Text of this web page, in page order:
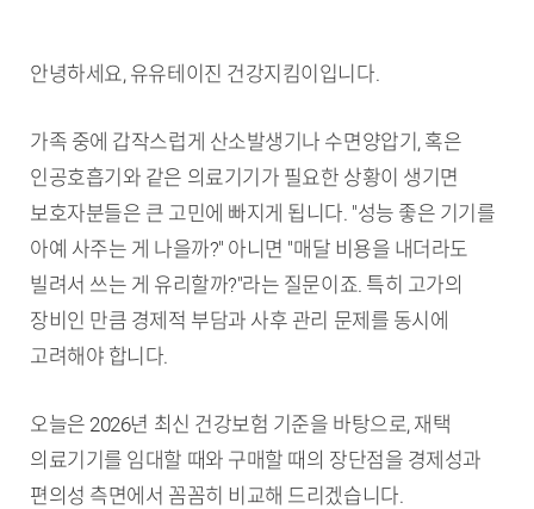
안녕하세요, 유유테이진 건강지킴이입니다.
가족 중에 갑작스럽게 산소발생기나 수면양압기, 혹은
인공호흡기와 같은 의료기기가 필요한 상황이 생기면
보호자분들은 큰 고민에 빠지게 됩니다. "성능 좋은 기기를
아예 사주는 게 나을까?" 아니면 "매달 비용을 내더라도
빌려서 쓰는 게 유리할까?"라는 질문이죠. 특히 고가의
장비인 만큼 경제적 부담과 사후 관리 문제를 동시에
고려해야 합니다.
오늘은 2026년 최신 건강보험 기준을 바탕으로, 재택
의료기기를 임대할 때와 구매할 때의 장단점을 경제성과
편의성 측면에서 꼼꼼히 비교해 드리겠습니다.